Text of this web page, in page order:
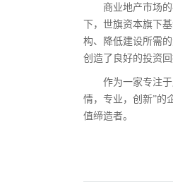
商业地产市场的
下，世旗资本旗下
构、降低建设所需
创造了良好的投资
作为一家专注于房
情，专业，创新”的
值缔造者。